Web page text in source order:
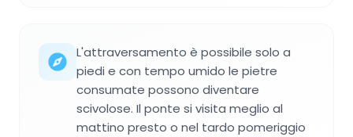
L'attraversamento è possibile solo a
piedi e con tempo umido le pietre
consumate possono diventare
scivolose. Il ponte si visita meglio al
mattino presto o nel tardo pomeriggio